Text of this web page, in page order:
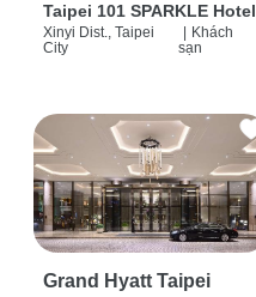
Taipei 101 SPARKLE Hotel
Xinyi Dist., Taipei
City
Khách
sạn
Grand Hyatt Taipei